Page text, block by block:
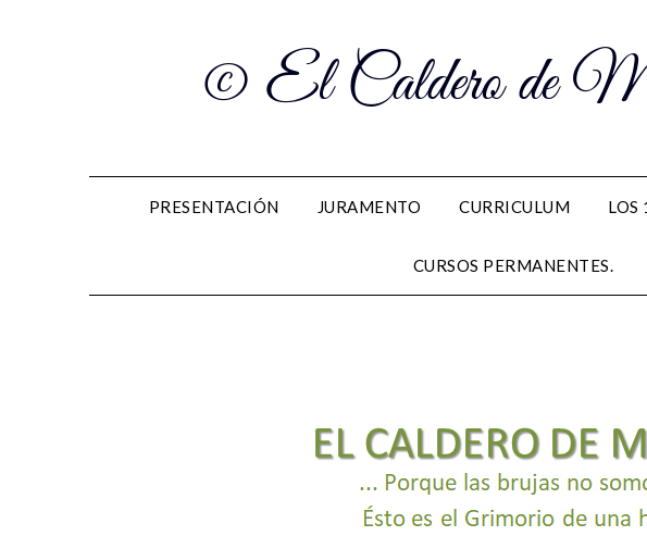
© El Caldero de
PRESENTACIÓN JURAMENTO CURRICULUM LOS
CURSOS PERMANENTES.